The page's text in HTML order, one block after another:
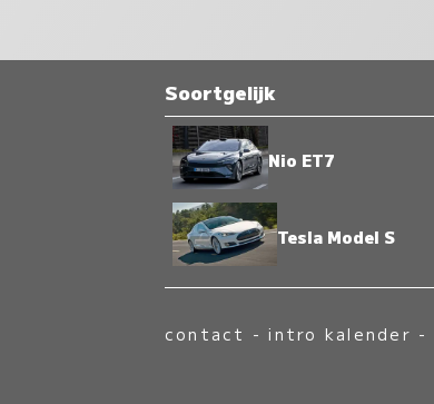
Soortgelijk
Nio ET7
Tesla Model S
contact -intro kalender -